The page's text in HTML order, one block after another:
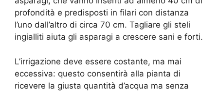
profondità e predisposti in filari con distanza
l’uno dall’altro di circa 70 cm. Tagliare gli steli
ingialliti aiuta gli asparagi a crescere sani e forti.
L’irrigazione deve essere costante, ma mai
eccessiva: questo consentirà alla pianta di
ricevere la giusta quantità d’acqua ma senza